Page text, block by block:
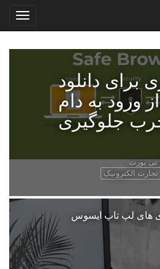
برای دانلود
ورود به دام
جلوگیری
پورت
تجارت الکترونیک
های لپ تاپ ایسوس